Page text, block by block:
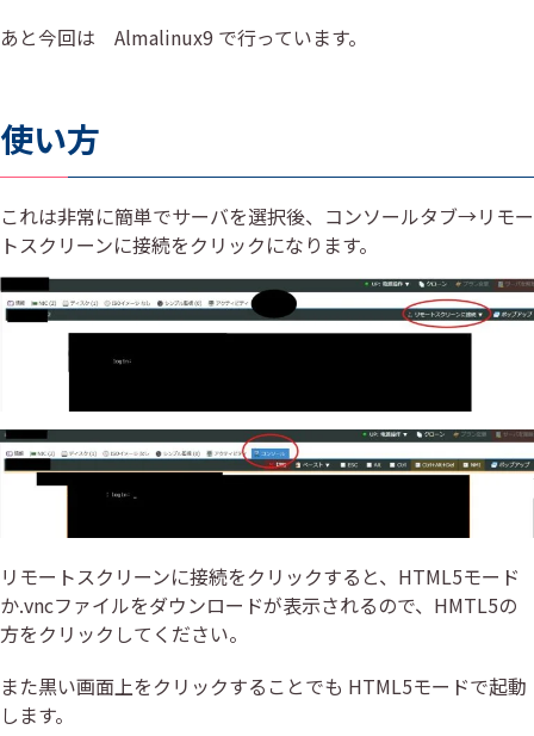
あと今回は Almalinux9 で行っています。
使い方
これは非常に簡単でサーバを選択後、コンソールタブ→リモー
トスクリーンに接続をクリックになります。
リモートスクリーンに接続をクリックすると、HTML5モード
か.vncファイルをダウンロードが表示されるので、HMTL5の
方をクリックしてください。
また黒い画面上をクリックすることでも HTML5モードで起動
します。